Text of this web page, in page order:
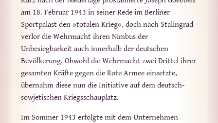
am 18. Februar 1943 in seiner Rede im Berliner
Sportpalast den »totalen Krieg«, doch nach Stalingrad
verlor die Wehrmacht ihren Nimbus der
Unbesiegbarkeit auch innerhalb der deutschen
Bevölkerung. Obwohl die Wehrmacht zwei Drittel ihrer
gesamten Kräfte gegen die Rote Armee einsetzte,
übernahm diese nun die Initiative auf dem deutsch-
sowjetischen Kriegsschauplatz.
Im Sommer 1943 erfolgte mit dem Unternehmen